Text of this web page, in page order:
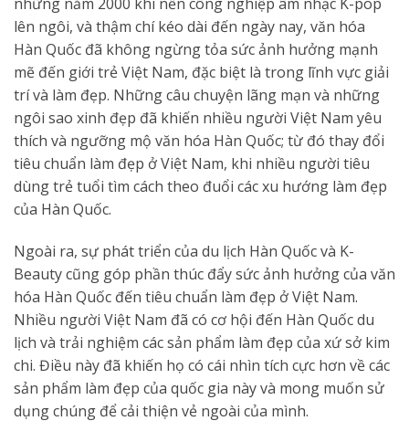
những năm 2000 khi nền công nghiệp âm nhạc K-pop
lên ngôi, và thậm chí kéo dài đến ngày nay, văn hóa
Hàn Quốc đã không ngừng tỏa sức ảnh hưởng mạnh
mẽ đến giới trẻ Việt Nam, đặc biệt là trong lĩnh vực giải
trí và làm đẹp. Những câu chuyện lãng mạn và những
ngôi sao xinh đẹp đã khiến nhiều người Việt Nam yêu
thích và ngưỡng mộ văn hóa Hàn Quốc; từ đó thay đổi
tiêu chuẩn làm đẹp ở Việt Nam, khi nhiều người tiêu
dùng trẻ tuổi tìm cách theo đuổi các xu hướng làm đẹp
của Hàn Quốc.
Ngoài ra, sự phát triển của du lịch Hàn Quốc và K-
Beauty cũng góp phần thúc đẩy sức ảnh hưởng của văn
hóa Hàn Quốc đến tiêu chuẩn làm đẹp ở Việt Nam.
Nhiều người Việt Nam đã có cơ hội đến Hàn Quốc du
lịch và trải nghiệm các sản phẩm làm đẹp của xứ sở kim
chi. Điều này đã khiến họ có cái nhìn tích cực hơn về các
sản phẩm làm đẹp của quốc gia này và mong muốn sử
dụng chúng để cải thiện vẻ ngoài của mình.